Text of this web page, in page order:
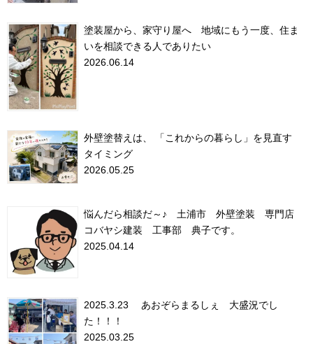
塗装屋から、家守り屋へ 地域にもう一度、住ま
いを相談できる人でありたい
2026.06.14
外壁塗替えは、 「これからの暮らし」を見直す
タイミング
2026.05.25
悩んだら相談だ～♪ 土浦市 外壁塗装 専門店
コバヤシ建装 工事部 典子です。
2025.04.14
2025.3.23 あおぞらまるしぇ 大盛況でし
た！！！
2025.03.25